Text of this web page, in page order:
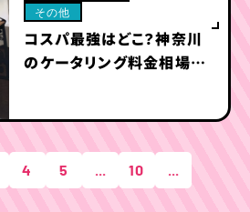
その他
コスパ最強はどこ？神奈川
のケータリング料金相場と
4 5 ... 10 ...